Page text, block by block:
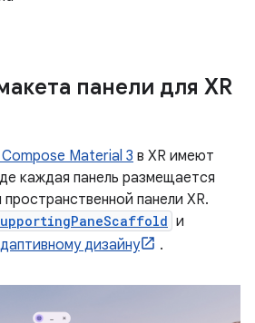
панели для XR
Material 3 в XR имеют
каждая панель размещается
панели XR.
и
дизайну
.